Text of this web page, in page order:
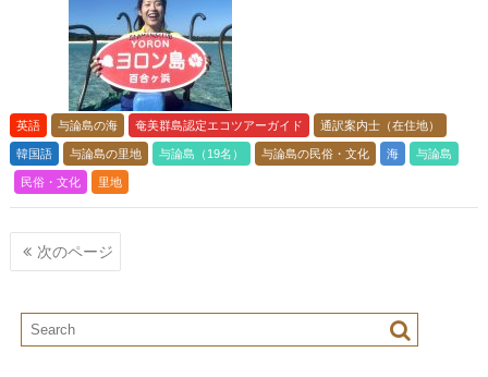
英語 与論島の海 奄美群島認定エコツアーガイド 通訳案内士（在住地）
韓国語 与論島の里地 与論島（19名） 与論島の民俗・文化 海 与論島
民俗・文化 里地
投
稿
ナ
ビ
次のページ